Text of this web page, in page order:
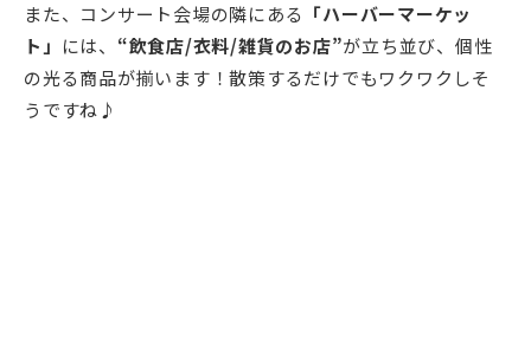
また、コンサート会場の隣にある 「ハーバーマーケッ
ト」 には、 “飲食店/衣料/雑貨のお店”が立ち並び、個性
の光る商品が揃います！散策するだけでもワクワクしそ
うですね♪